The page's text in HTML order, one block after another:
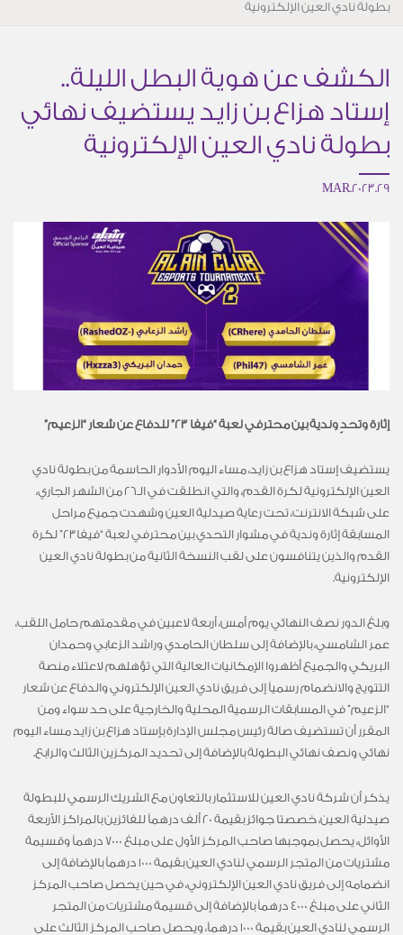
بطولة نادي العين الإلكترونية
الكشف عن هوية البطل الليلة..
إستاد هزاع بن زايد يستضيف نهائي
بطولة نادي العين الإلكترونية
29.MAR.2023
إثارة وتحدٍ وندية بين محترفي لعبة “فيفا 23” للدفاع عن شعار “الزعيم”
يستضيف إستاد هزاع بن زايد، مساء اليوم الأدوار الحاسمة من بطولة نادي
العين الإلكترونية لكرة القدم، والتي انطلقت في الـ26 من الشهر الجاري،
على شبكة الانترنت، تحت رعاية صيدلية العين وشهدت جميع مراحل
المسابقة إثارة وندية في مشوار التحدي بين محترفي لعبة “فيفا23” لكرة
القدم والذين يتنافسون على لقب النسخة الثانية من بطولة نادي العين
الإلكترونية.
وبلغ الدور نصف النهائي يوم أمس، أربعة لاعبين في مقدمتهم حامل اللقب،
عمر الشامسي، بالإضافة إلى سلطان الحامدي وراشد الزعابي وحمدان
البريكي والجميع أظهروا الإمكانيات العالية التي تؤهلهم لاعتلاء منصة
التتويج والانضمام رسمياً إلى فريق نادي العين الإلكتروني والدفاع عن شعار
“الزعيم” في المسابقات الرسمية المحلية والخارجية على حد سواء ومن
المقرر أن تستضيف صالة رئيس مجلس الإدارة بإستاد هزاع بن زايد مساء اليوم
نهائي ونصف نهائي البطولة بالإضافة إلى تحديد المركزين الثالث والرابع.
يذكر أن شركة نادي العين للاستثمار بالتعاون مع الشريك الرسمي للبطولة
صيدلية العين، خصصتا جوائز بقيمة 20 ألف درهماً للفائزين بالمراكز الأربعة
الأوائل، يحصل بموجبها صاحب المركز الأول على مبلغ 7000 درهماً وقسيمة
مشتريات من المتجر الرسمي لنادي العين بقيمة 1000 درهماً بالإضافة إلى
انضمامه إلى فريق نادي العين الإلكتروني، في حين يحصل صاحب المركز
الثاني على مبلغ 4000 درهماً بالإضافة إلى قسيمة مشتريات من المتجر
الرسمي لنادي العين بقيمة 1000 درهماً، ويحصل صاحب المركز الثالث على